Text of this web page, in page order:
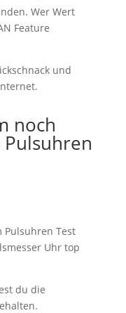
Wer Wert
Feature
und
.
noch
Pulsuhren Test
Uhr top
du die